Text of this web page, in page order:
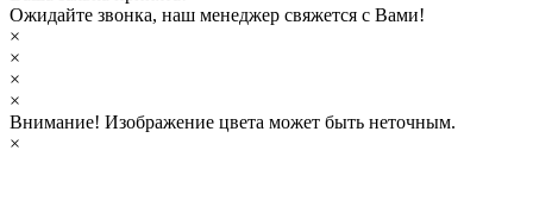
Ожидайте звонка, наш менеджер свяжется с Вами!
×
×
×
×
Внимание! Изображение цвета может быть неточным.
×